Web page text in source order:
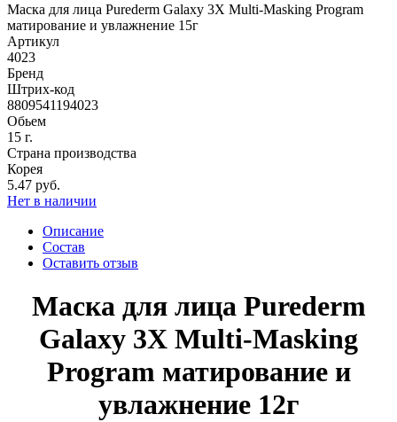
Маска для лица Purederm Galaxy 3X Multi-Masking Program
матирование и увлажнение 15г
Артикул
4023
Бренд
Штрих-код
8809541194023
Обьем
15 г.
Страна производства
Корея
5.47 руб.
Нет в наличии
Описание
Состав
Оставить отзыв
Маска для лица Purederm
Galaxy 3X Multi-Masking
Program матирование и
увлажнение 12г